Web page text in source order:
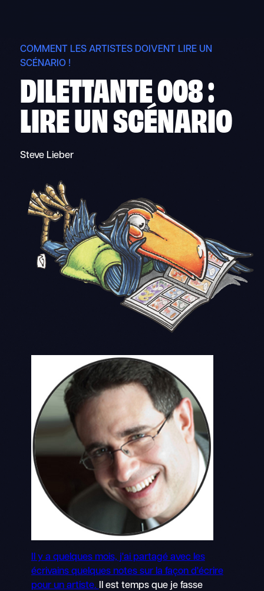
COMMENT LES ARTISTES DOIVENT LIRE UN
SCÉNARIO !
DILETTANTE 008 :
LIRE UN SCÉNARIO
Steve Lieber
Il y a quelques mois, j'ai partagé avec les
écrivains quelques notes sur la façon d'écrire
pour un artiste.
Il est temps que je fasse